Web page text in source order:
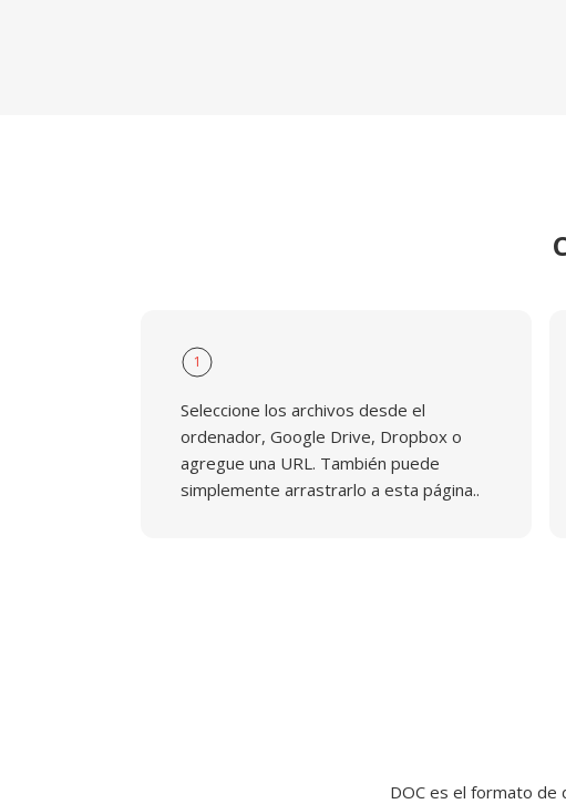
1
Seleccione los archivos desde el
ordenador, Google Drive, Dropbox o
agregue una URL. También puede
simplemente arrastrarlo a esta página..
DOC es el formato de